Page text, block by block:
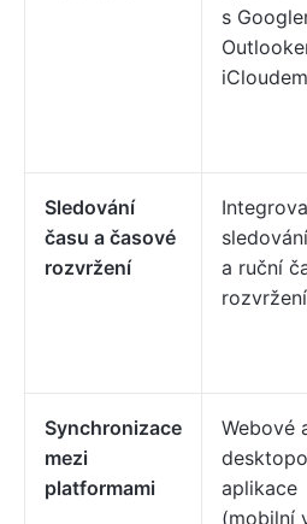
s
iCloudem
Sledování
času a časové
rozvržení
a ruční
rozvržení
Synchronizace
mezi
platformami
Webové
aplikace
(mobilní